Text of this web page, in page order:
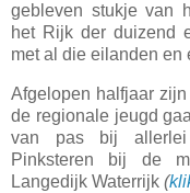
gebleven stukje van
het Rijk der duizend
met al die eilanden en
Afgelopen halfjaar
de regionale jeugd
van pas bij allerlei
Pinksteren bij de
Langedijk Waterrijk (